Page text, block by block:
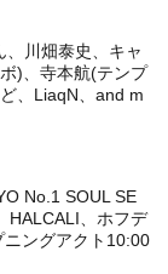
川畑泰史、キャ
)、寺本航(テンプ
、LiaqN、and m
No.1 SOUL SE
HALCALI、ホフデ
ニングアクト10:00